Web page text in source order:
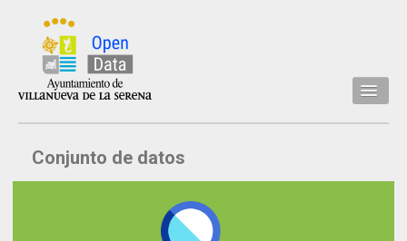
Inicio
Datos
Conjunto de datos